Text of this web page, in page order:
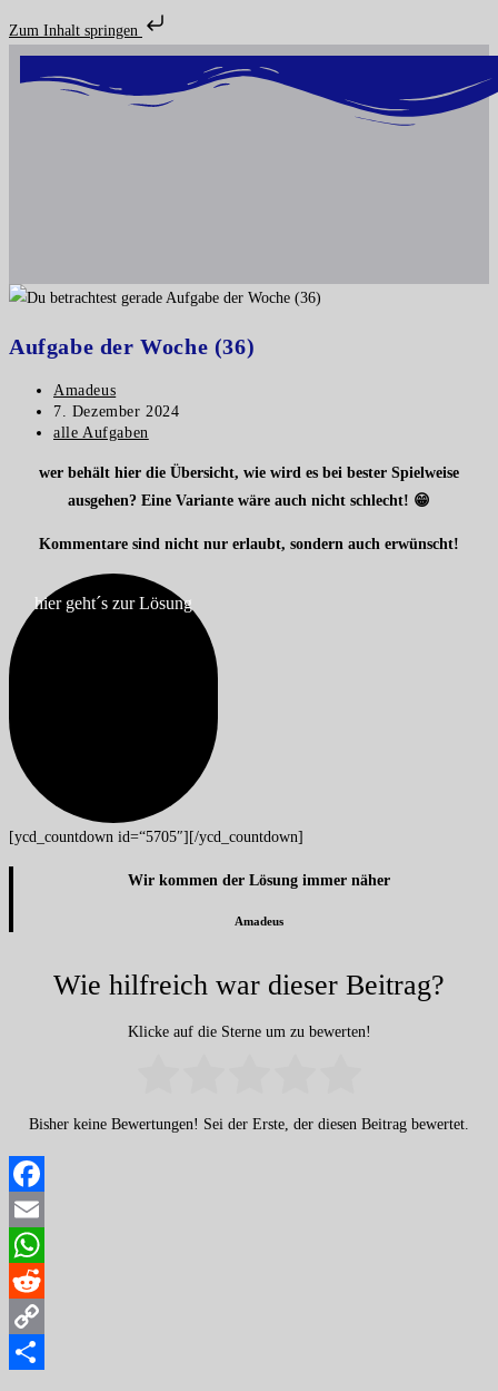
Zum Inhalt springen
Aufgabe der Woche (36)
Amadeus
7. Dezember 2024
alle Aufgaben
wer behält hier die Übersicht, wie wird es bei bester Spielweise
ausgehen? Eine Variante wäre auch nicht schlecht! 😁
Kommentare sind nicht nur erlaubt, sondern auch erwünscht!
hier geht´s zur Lösung
[ycd_countdown id=“5705″][/ycd_countdown]
Wir kommen der Lösung immer näher
Amadeus
Wie hilfreich war dieser Beitrag?
Klicke auf die Sterne um zu bewerten!
Bisher keine Bewertungen! Sei der Erste, der diesen Beitrag bewertet.
Facebook
Email
WhatsApp
Reddit
Copy